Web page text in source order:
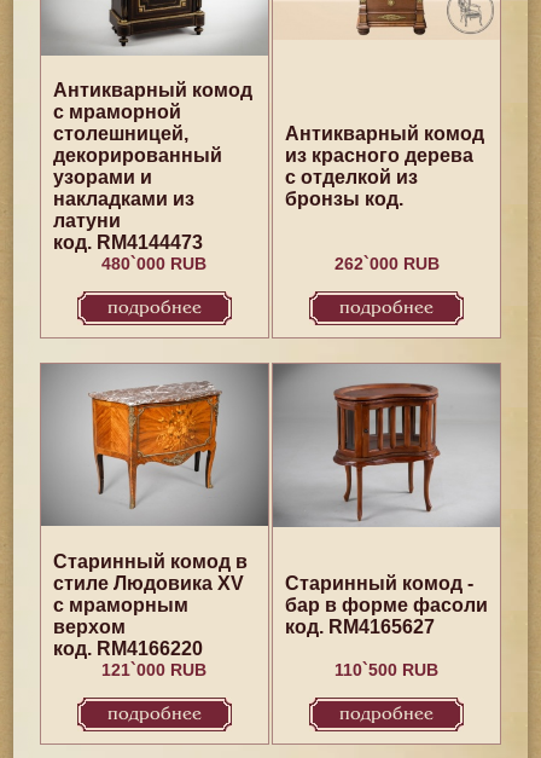
Антикварный комод
с мраморной
столешницей,
декорированный
узорами и
накладками из
латуни
код. RM4144473
480`000 RUB
подробнее
Антикварный комод
из красного дерева
с отделкой из
бронзы код.
262`000 RUB
подробнее
Старинный комод в
стиле Людовика XV
с мраморным
верхом
код. RM4166220
121`000 RUB
подробнее
Старинный комод -
бар в форме фасоли
код. RM4165627
110`500 RUB
подробнее